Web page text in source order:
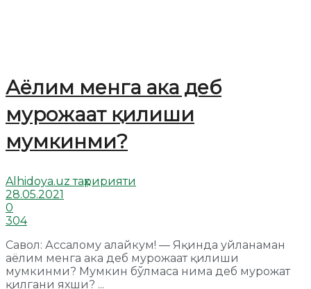
Аёлим менга ака деб
мурожаат қилиши
мумкинми?
Alhidoya.uz таҳририяти
28.05.2021
0
304
Савол: Ассалому алайкум! — Яқинда уйланаман
аёлим менга ака деб мурожаат қилиши
мумкинми? Мумкин бўлмаса нима деб мурожат
қилгани яхши? ...